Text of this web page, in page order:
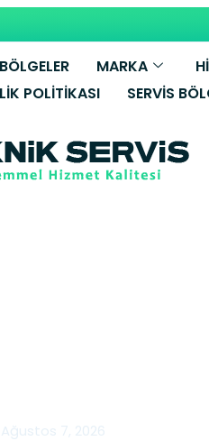
BÖLGELER MARKA
POLITIKASI SERVIS
Ağustos 7, 2026